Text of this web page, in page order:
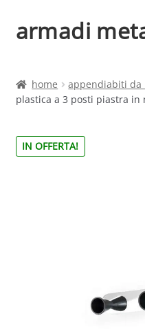
Vai
alla
Vai
al
armadi
Shop
home appendiabiti da
plastica a 3 posti piastra in
IN OFFERTA!